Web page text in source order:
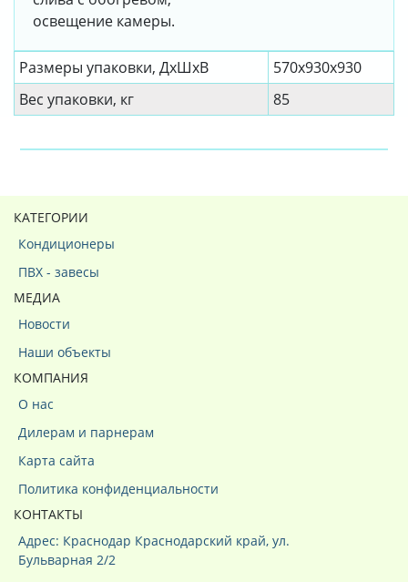
освещение камеры.
Размеры упаковки, ДxШxВ
570x930x930
Вес упаковки, кг
85
КАТЕГОРИИ
Кондиционеры
ПВХ - завесы
МЕДИА
Новости
Наши объекты
КОМПАНИЯ
О нас
Дилерам и парнерам
Карта сайта
Политика конфиденциальности
КОНТАКТЫ
Адрес: Краснодар Краснодарский край, ул.
Бульварная 2/2